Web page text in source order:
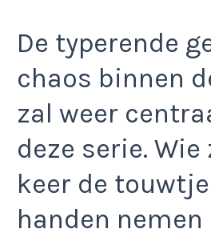
De typerende
chaos binnen
zal weer
deze serie. Wie
keer de
handen